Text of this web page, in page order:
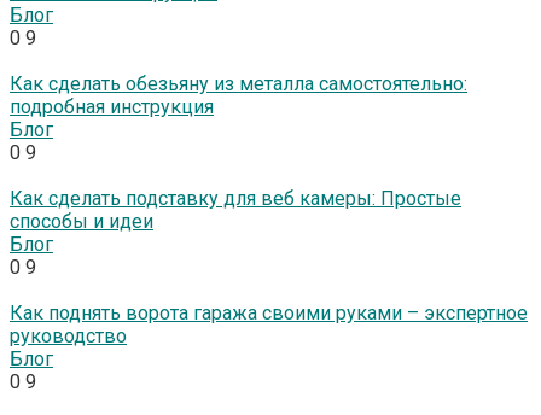
Блог
0 9
Как сделать обезьяну из металла самостоятельно:
подробная инструкция
Блог
0 9
Как сделать подставку для веб камеры: Простые
способы и идеи
Блог
0 9
Как поднять ворота гаража своими руками – экспертное
руководство
Блог
0 9